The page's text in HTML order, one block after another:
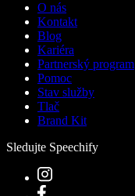
O nás
Kontakt
Blog
Kariéra
Partnerský program
Pomoc
Stav služby
Tlač
Brand Kit
Sledujte Speechify